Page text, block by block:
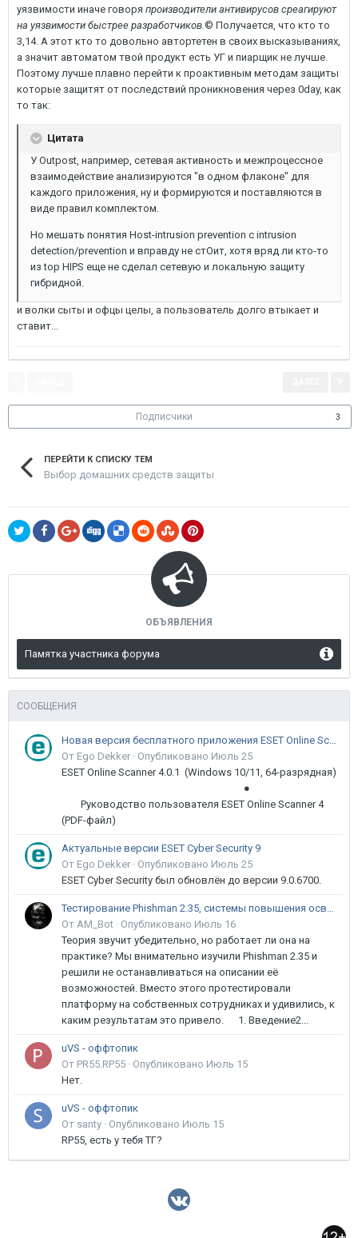
уязвимости иначе говоря производители антивирусов среагируют
на уязвимости быстрее разработчиков.© Получается, что кто то
3,14. А этот кто то довольно автортетен в своих высказываниях,
а значит автоматом твой продукт есть УГ и пиарщик не лучше.
Поэтому лучше плавно перейти к проактивным методам защиты
которые защитят от последствий проникновения через 0day, как
то так:
Цитата
У Outpost, например, сетевая активность и межпроцессное
взаимодействие анализируются "в одном флаконе" для
каждого приложения, ну и формируются и поставляются в
виде правил комплектом.
Но мешать понятия Host-intrusion prevention с intrusion
detection/prevention и вправду не стОит, хотя вряд ли кто-то
из top HIPS еще не сделал сетевую и локальную защиту
гибридной.
и волки сыты и офцы целы, а пользователь долго втыкает и
ставит...
Подписчики 3
ПЕРЕЙТИ К СПИСКУ ТЕМ
Выбор домашних средств защиты
ОБЪЯВЛЕНИЯ
Памятка участника форума
СООБЩЕНИЯ
Новая версия бесплатного приложения ESET Online Scanner доступна пользователям
От Ego Dekker · Опубликовано Июль 25
ESET Online Scanner 4.0.1 (Windows 10/11, 64-разрядная)
●
Руководство пользователя ESET Online Scanner 4
(PDF-файл)
Актуальные версии ESET Cyber Security 9
От Ego Dekker · Опубликовано Июль 25
ESET Cyber Security был обновлён до версии 9.0.6700.
Тестирование Phishman 2.35, системы повышения осведомлённости пользователей в сфере ИБ
От AM_Bot · Опубликовано Июль 16
Теория звучит убедительно, но работает ли она на
практике? Мы внимательно изучили Phishman 2.35 и
решили не останавливаться на описании её
возможностей. Вместо этого протестировали
платформу на собственных сотрудниках и удивились, к
каким результатам это привело. 1. Введение2...
uVS - оффтопик
От PR55.RP55 · Опубликовано Июль 15
Нет.
uVS - оффтопик
От santy · Опубликовано Июль 15
RP55, есть у тебя ТГ?